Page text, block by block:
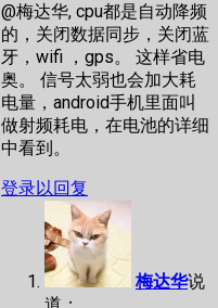
@梅达华, cpu都是自动降频
的，关闭数据同步，关闭蓝
牙，wifi ，gps。 这样省电
奥。 信号太弱也会加大耗
电量，android手机里面叫
做射频耗电，在电池的详细
中看到。
登录以回复
梅达华说